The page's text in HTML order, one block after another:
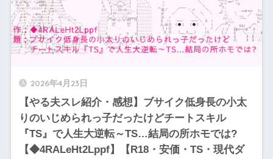
2026年4月23日
【やる夫スレ紹介・感想】ブサイク低身長の小太
りのいじめられっ子だったけどチートスキル
『TS』で人生大逆転～TS…結局の所ホモでは?
【◆4RALeHt2Lppf】【R18・安価・TS・現代ダ